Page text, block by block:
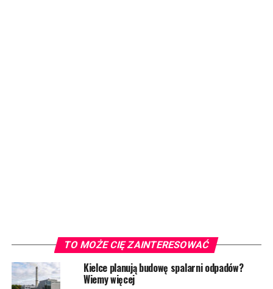
TO MOŻE CIĘ ZAINTERESOWAĆ
Kielce planują budowę spalarni odpadów?
Wiemy więcej